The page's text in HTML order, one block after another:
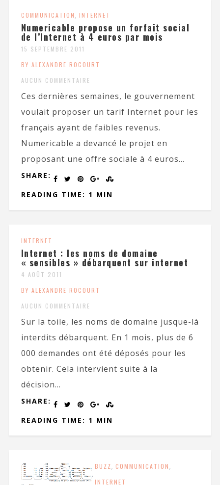
COMMUNICATION, INTERNET
Numericable propose un forfait social
de l’Internet à 4 euros par mois
15 SEPTEMBRE 2011
BY ALEXANDRE ROCOURT
AUCUN COMMENTAIRE
Ces dernières semaines, le gouvernement
voulait proposer un tarif Internet pour les
français ayant de faibles revenus.
Numericable a devancé le projet en
proposant une offre sociale à 4 euros...
SHARE:
READING TIME: 1 MIN
INTERNET
Internet : les noms de domaine
« sensibles » débarquent sur internet
4 AOÛT 2011
BY ALEXANDRE ROCOURT
AUCUN COMMENTAIRE
Sur la toile, les noms de domaine jusque-là
interdits débarquent. En 1 mois, plus de 6
000 demandes ont été déposés pour les
obtenir. Cela intervient suite à la
décision...
SHARE:
READING TIME: 1 MIN
BUZZ, COMMUNICATION,
INTERNET